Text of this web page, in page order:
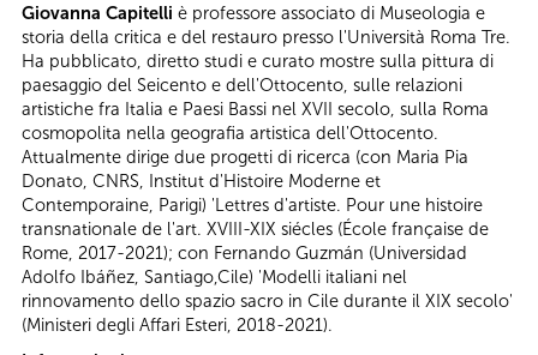
Giovanna Capitelli è professore associato di Museologia e
storia della critica e del restauro presso l'Università Roma Tre.
Ha pubblicato, diretto studi e curato mostre sulla pittura di
paesaggio del Seicento e dell'Ottocento, sulle relazioni
artistiche fra Italia e Paesi Bassi nel XVII secolo, sulla Roma
cosmopolita nella geografia artistica dell'Ottocento.
Attualmente dirige due progetti di ricerca (con Maria Pia
Donato, CNRS, Institut d'Histoire Moderne et
Contemporaine, Parigi) 'Lettres d'artiste. Pour une histoire
transnationale de l'art. XVIII-XIX siécles (École française de
Rome, 2017-2021); con Fernando Guzmán (Universidad
Adolfo Ibáñez, Santiago,Cile) 'Modelli italiani nel
rinnovamento dello spazio sacro in Cile durante il XIX secolo'
(Ministeri degli Affari Esteri, 2018-2021).